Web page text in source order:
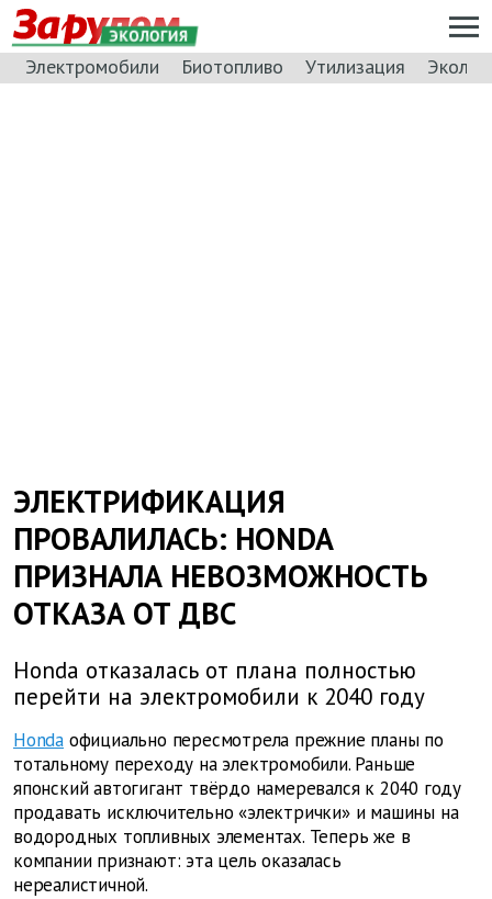
ЭКОЛОГИЯ
Электромобили Биотопливо Утилизация
ЭЛЕКТРИФИКАЦИЯ
ПРОВАЛИЛАСЬ: HONDA
ПРИЗНАЛА НЕВОЗМОЖНОСТЬ
ОТКАЗА ОТ ДВС
Honda отказалась от плана полностью
перейти на электромобили к 2040 году
Honda официально пересмотрела прежние планы по
тотальному переходу на электромобили. Раньше
японский автогигант твёрдо намеревался к 2040 году
продавать исключительно «электрички» и машины на
водородных топливных элементах. Теперь же в
компании признают: эта цель оказалась
нереалистичной.